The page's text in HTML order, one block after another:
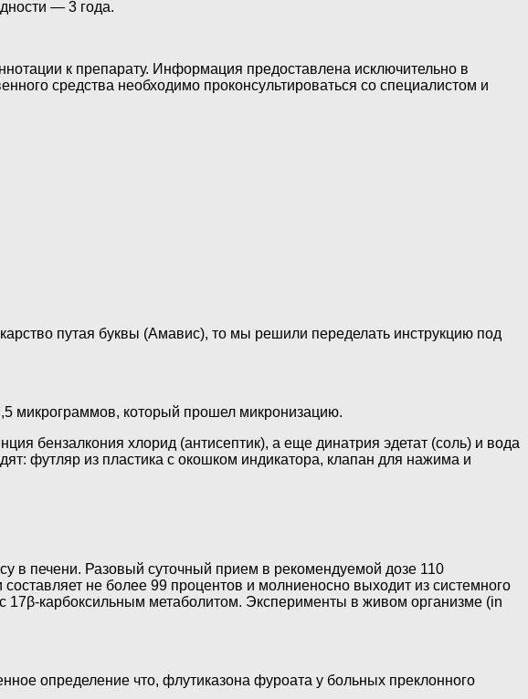
— 3 года.
к препарату. Информация предоставлена исключительно в
средства необходимо проконсультироваться со специалистом и
путая буквы (Амавис), то мы решили переделать инструкцию под
микрограммов, который прошел микронизацию.
бензалкония хлорид (антисептик), а еще динатрия эдетат (соль) и вода
футляр из пластика с окошком индикатора, клапан для нажима и
в печени. Разовый суточный прием в рекомендуемой дозе 110
не более 99 процентов и молниеносно выходит из системного
17β-карбоксильным метаболитом. Эксперименты в живом организме (in
определение что, флутиказона фуроата у больных преклонного